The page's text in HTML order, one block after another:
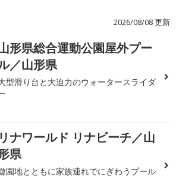
2026/08/08 更新
形県総合運動公園屋外プー
／山形県
型滑り台と大迫力のウォータースライダ
リナワールド リナビーチ／山
県
園地とともに家族連れでにぎわうプール